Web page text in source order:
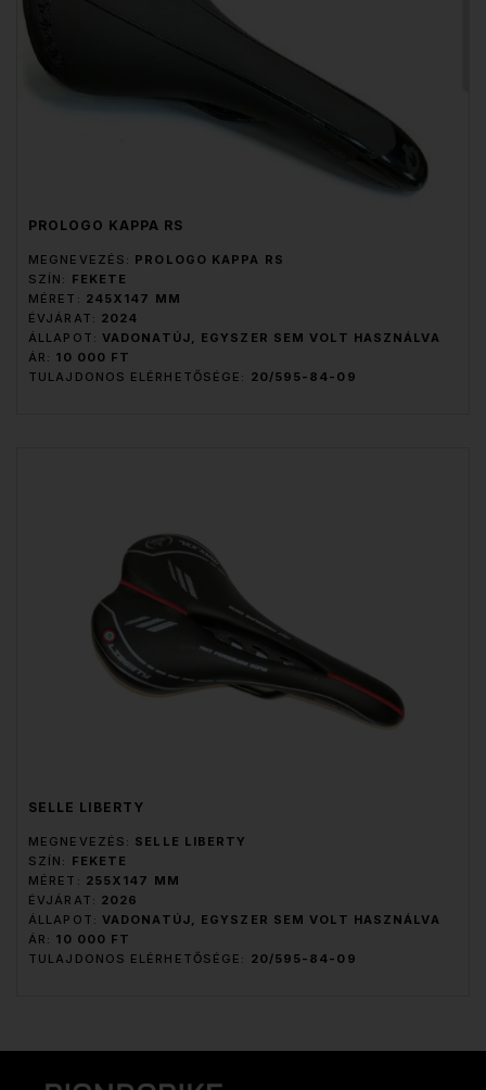
PROLOGO KAPPA RS
MEGNEVEZÉS: PROLOGO KAPPA RS
SZÍN: FEKETE
MÉRET: 245X147 MM
ÉVJÁRAT: 2024
ÁLLAPOT: VADONATÚJ, EGYSZER SEM VOLT HASZNÁLVA
ÁR: 10 000 FT
TULAJDONOS ELÉRHETŐSÉGE: 20/595-84-09
SELLE LIBERTY
MEGNEVEZÉS: SELLE LIBERTY
SZÍN: FEKETE
MÉRET: 255X147 MM
ÉVJÁRAT: 2026
ÁLLAPOT: VADONATÚJ, EGYSZER SEM VOLT HASZNÁLVA
ÁR: 10 000 FT
TULAJDONOS ELÉRHETŐSÉGE: 20/595-84-09